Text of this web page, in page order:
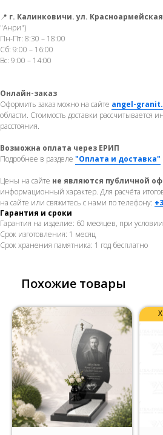
📍 г. Калинковичи. ул.
"Анри")
Пн-Пт: 8:30 – 18:00
Сб: 9:00 – 16:00
Вс: 9:00 – 14:00
Онлайн-заказ
Оформить заказ можно на сайте angel-
области. Стоимость доставки рассчитывается
расстояния.
Возможна оплата через ЕРИП
Подробнее в разделе "Оплата и доставка"
Цены на сайте не являются публичной
информационный характер. Для расчёта
на сайте или свяжитесь с нами по телефону:
Гарантия и сроки
Гарантия на изделие: 60 месяцев, при
Срок изготовления: 1 месяц
Срок хранения памятника: 1 год бесплатно
Похожие товары